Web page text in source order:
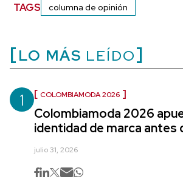
TAGS columna de opinión
LO MÁS LEÍDO
1 COLOMBIAMODA 2026
Colombiamoda 2026
identidad de marca antes
julio 31, 2026